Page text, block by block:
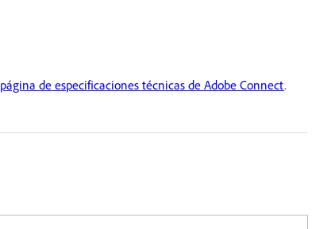
página de especificaciones técnicas de Adobe Connect.